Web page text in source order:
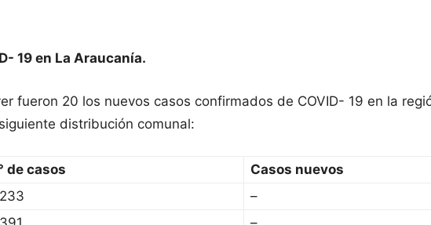
19 en La Araucanía.
fueron 20 los nuevos casos confirmados de COVID- 19 en la
distribución comunal:
de casos Casos nuevos
–